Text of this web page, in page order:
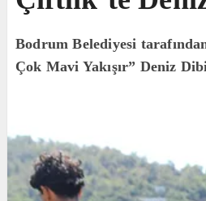
Bodrum Belediyesi
Çok Mavi Yakışır” Deniz